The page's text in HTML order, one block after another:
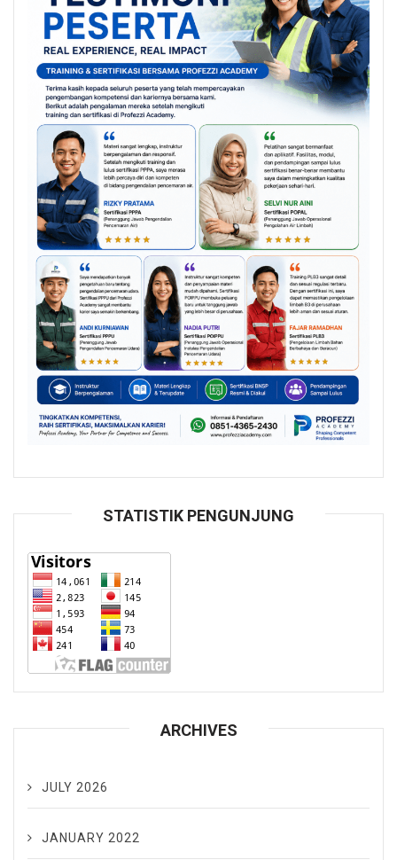
STATISTIK PENGUNJUNG
ARCHIVES
JULY 2026
JANUARY 2022